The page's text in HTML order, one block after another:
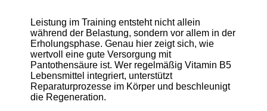
Leistung im Training entsteht nicht allein
während der Belastung, sondern vor allem in der
Erholungsphase. Genau hier zeigt sich, wie
wertvoll eine gute Versorgung mit
Pantothensäure ist. Wer regelmäßig Vitamin B5
Lebensmittel integriert, unterstützt
Reparaturprozesse im Körper und beschleunigt
die Regeneration.